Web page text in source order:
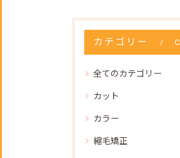
カテゴリー
全てのカテゴリー
カット
カラー
縮毛矯正